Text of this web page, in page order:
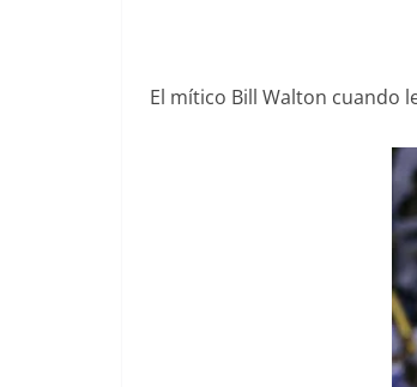
El mítico Bill Walton cuando